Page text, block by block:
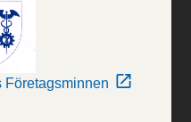
Företagsminnen